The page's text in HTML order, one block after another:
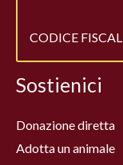
CODICE
Sostienici
Donazione diretta
Adotta un animale